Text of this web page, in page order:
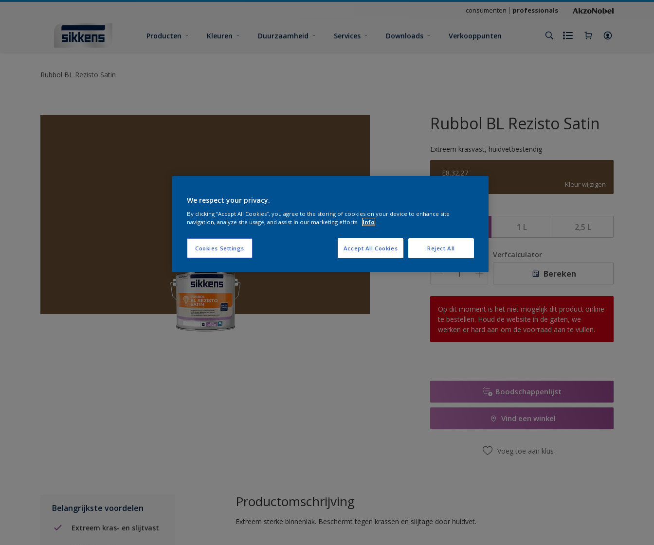
consumenten professionals
Producten Kleuren Duurzaamheid Services Downloads Verkooppunten
Rubbol BL Rezisto Satin
Rubbol BL Rezisto Satin
Extreem krasvast, huidvetbestendig
E8.32.27
Kleur wijzigen
Grootte
1 L 2,5 L
Aantal Verfcalculator
Bereken
Op dit moment is het niet mogelijk dit product online
te bestellen. Houd de website in de gaten, we
werken er hard aan om de voorraad aan te vullen.
Boodschappenlijst
Vind een winkel
Voeg toe aan klus
Belangrijkste voordelen
Extreem kras- en slijtvast
Productomschrijving
Extreem sterke binnenlak. Beschermt tegen krassen en slijtage door huidvet.
We respect your privacy.
By clicking “Accept All Cookies”, you agree to the storing of cookies on your device to enhance site
navigation, analyze site usage, and assist in our marketing efforts.
Info
Cookies Settings Reject All
Accept All Cookies